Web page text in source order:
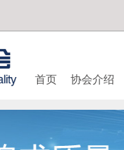
首页 协会介绍